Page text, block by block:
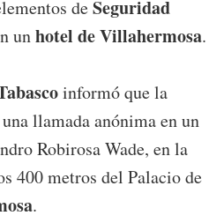
deSeguridad
unhotel de Villahermosa.
informó que la
llamada anónima en un
Robirosa Wade, en la
400 metros del Palacio de
.